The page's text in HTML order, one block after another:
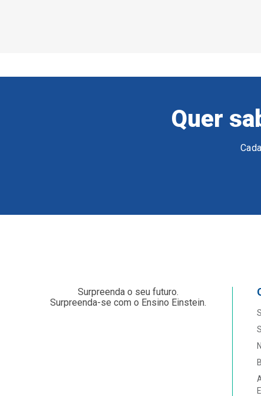
Quer
Surpreenda o seu futuro.
Surpreenda-se com o Ensino Einstein.